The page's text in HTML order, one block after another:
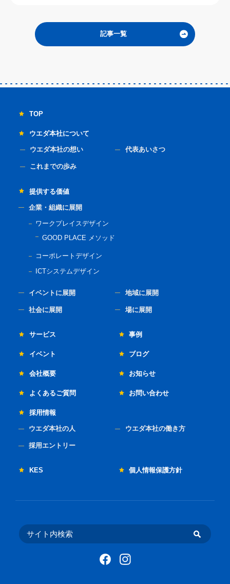
記事一覧
TOP
ウエダ本社について
ウエダ本社の想い 代表あいさつ
これまでの歩み
提供する価値
企業・組織に展開
ワークプレイスデザイン
GOOD PLACE メソッド
コーポレートデザイン
ICTシステムデザイン
イベントに展開 地域に展開
社会に展開 場に展開
サービス 事例
イベント ブログ
会社概要 お知らせ
よくあるご質問 お問い合わせ
採用情報
ウエダ本社の人 ウエダ本社の働き方
採用エントリー
KES 個人情報保護方針